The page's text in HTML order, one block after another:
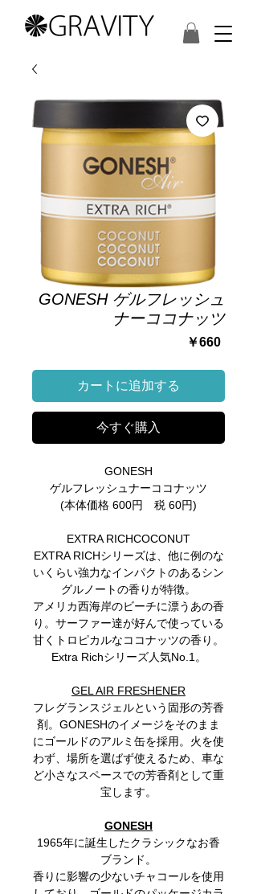
GONESH ゲルフレッシュ
ナーココナッツ
￥660価
カートに追加する
今すぐ購入
GONESH
ゲルフレッシュナーココナッツ
(本体価格 600円 税 60円)
EXTRA RICHCOCONUT
EXTRA RICHシリーズは、他に例のな
いくらい強力なインパクトのあるシン
グルノートの香りが特徴。
アメリカ西海岸のビーチに漂うあの香
り。サーファー達が好んで使っている
甘くトロピカルなココナッツの香り。
Extra Richシリーズ人気No.1。
GEL AIR FRESHENER
フレグランスジェルという固形の芳香
剤。GONESHのイメージをそのまま
にゴールドのアルミ缶を採用。火を使
わず、場所を選ばず使えるため、車な
ど小さなスペースでの芳香剤として重
宝します。
GONESH
1965年に誕生したクラシックなお香
ブランド。
香りに影響の少ないチャコールを使用